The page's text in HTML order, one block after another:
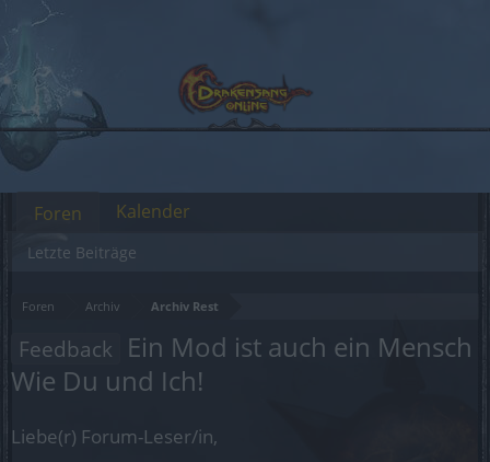
Foren Archiv Archiv Rest
Feedback Ein Mod ist auch ein Mensch
Wie Du und Ich!
Liebe(r) Forum-Leser/in,
Foren
Letzte Beiträge
Kalender